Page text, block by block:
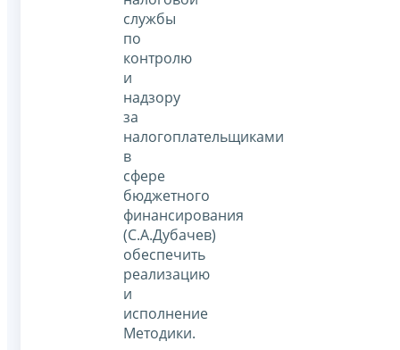
службы
по
контролю
и
надзору
за
налогоплательщиками
в
сфере
бюджетного
финансирования
(С.А.Дубачев)
обеспечить
реализацию
и
исполнение
Методики.